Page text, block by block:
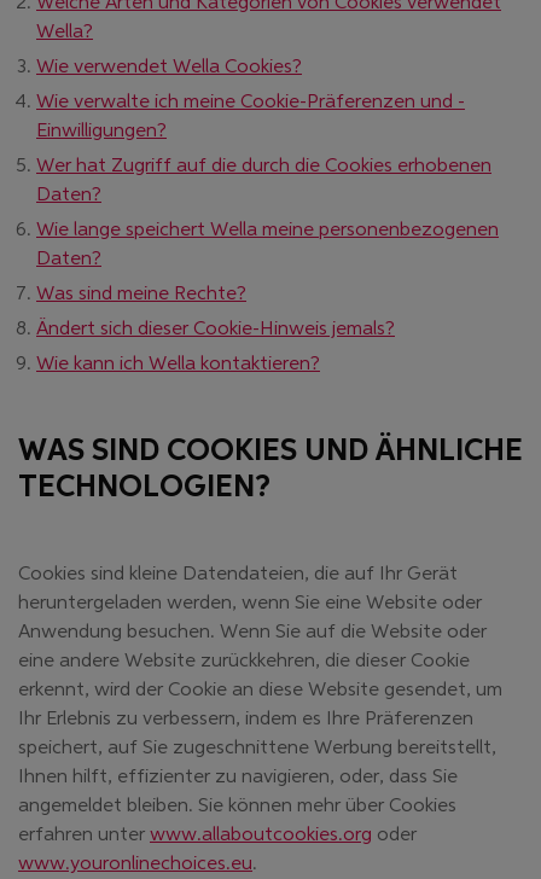
Wella?
Wie verwendet Wella Cookies?
Wie verwalte ich meine Cookie-Präferenzen und -
Einwilligungen?
Wer hat Zugriff auf die durch die Cookies erhobenen
Daten?
Wie lange speichert Wella meine personenbezogenen
Daten?
Was sind meine Rechte?
Ändert sich dieser Cookie-Hinweis jemals?
Wie kann ich Wella kontaktieren?
WAS SIND COOKIES UND ÄHNLICHE
TECHNOLOGIEN?
Cookies sind kleine Datendateien, die auf Ihr Gerät
heruntergeladen werden, wenn Sie eine Website oder
Anwendung besuchen. Wenn Sie auf die Website oder
eine andere Website zurückkehren, die dieser Cookie
erkennt, wird der Cookie an diese Website gesendet, um
Ihr Erlebnis zu verbessern, indem es Ihre Präferenzen
speichert, auf Sie zugeschnittene Werbung bereitstellt,
Ihnen hilft, effizienter zu navigieren, oder, dass Sie
angemeldet bleiben. Sie können mehr über Cookies
erfahren unter www.allaboutcookies.org (öffnet in neuem
oder
www.youronlinechoices.eu.